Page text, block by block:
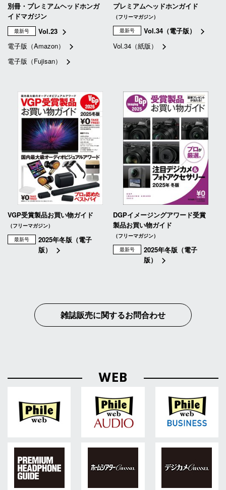
別冊・プレミアムヘッドホンガ
イドマガジン
最新号
Vol.23
電子版（Amazon）
電子版（Fujisan）
プレミアムヘッドホンガイド
（フリーマガジン）
最新号
Vol.34（電子版）
Vol.34（紙版）
VGP受賞製品お買い物ガイド
（フリーマガジン）
最新号
2025年冬版（電子
版）
DGPイメージングアワード受賞
製品お買い物ガイド
（フリーマガジン）
最新号
2025年冬版（電子
版）
雑誌販売に関するお問合わせ
WEB